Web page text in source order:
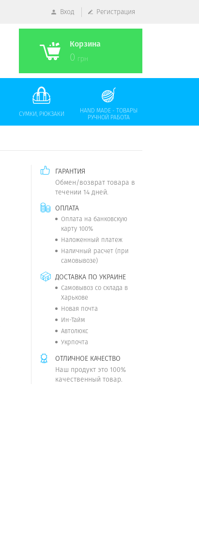
Вход Регистрация
Корзина
0 грн
СУМКИ, РЮКЗАКИ
HAND MADE - ТОВАРЫ
РУЧНОЙ РАБОТА
ГАРАНТИЯ
Обмен/возврат товара в
течении 14 дней.
ОПЛАТА
Оплата на банковскую
карту 100%
Наложенный платеж
Наличный расчет (при
самовывозе)
ДОСТАВКА ПО УКРАИНЕ
Самовывоз со склада в
Харькове
Новая почта
Ин-Тайм
Автолюкс
Укрпочта
ОТЛИЧНОЕ КАЧЕСТВО
Наш продукт это 100%
качественный товар.